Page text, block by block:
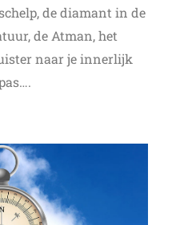
de diamant in de
de Atman, het
naar je innerlijk